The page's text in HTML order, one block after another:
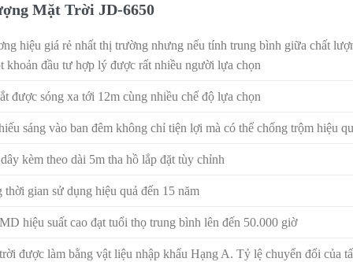
Mặt Trời JD-6650
hiệu giá rẻ nhất thị trường nhưng nếu tính trung bình giữa chất
khoản đầu tư hợp lý được rất nhiều người lựa chọn
được sóng xa tới 12m cùng nhiều chế độ lựa chọn
sáng vào ban đêm không chỉ tiện lợi mà có thể chống trộm hiệu
kèm theo dài 5m tha hồ lắp đặt tùy chỉnh
gian sử dụng hiệu quả đến 15 năm
hiệu suất cao đạt tuổi thọ trung bình lên đến 50.000 giờ
được làm bằng vật liệu nhập khẩu Hạng A. Tỷ lệ chuyển đổi của